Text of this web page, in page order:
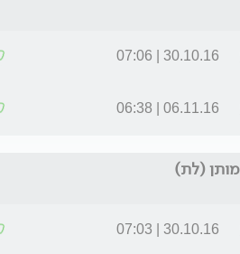
30.10.16 | 07:06
06.11.16 | 06:38
30.10.16 | 07:03